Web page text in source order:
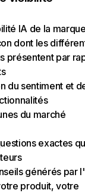
IA de la
dont les
présentent par
du sentiment et
du marché
exactes
générés par
produit, votre